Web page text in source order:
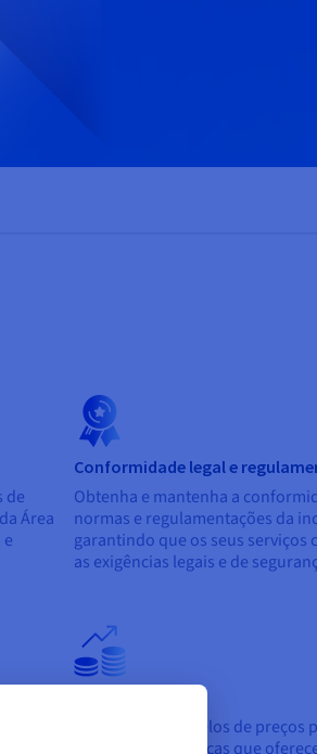
de
Área
Conformidade legal e
Obtenha e mantenha a
normas e regulamentações da
garantindo que os seus serviços
as exigências legais e de
Beneficie de modelos de preços
soluções económicas que